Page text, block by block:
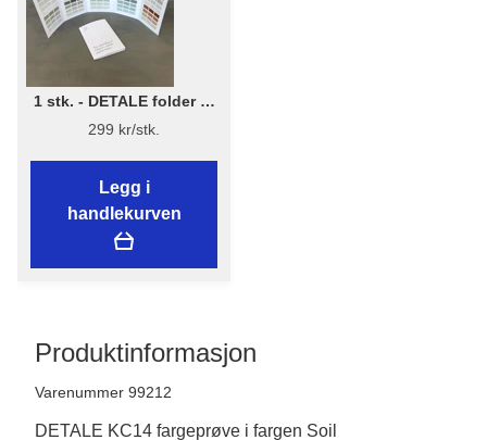
1 stk. - DETALE folder 3-
in-1 - KABRIC, KC14, Matt
Paint
299 kr/stk.
Legg i
handlekurven
Produktinformasjon
Varenummer 99212
DETALE KC14 fargeprøve i fargen Soil